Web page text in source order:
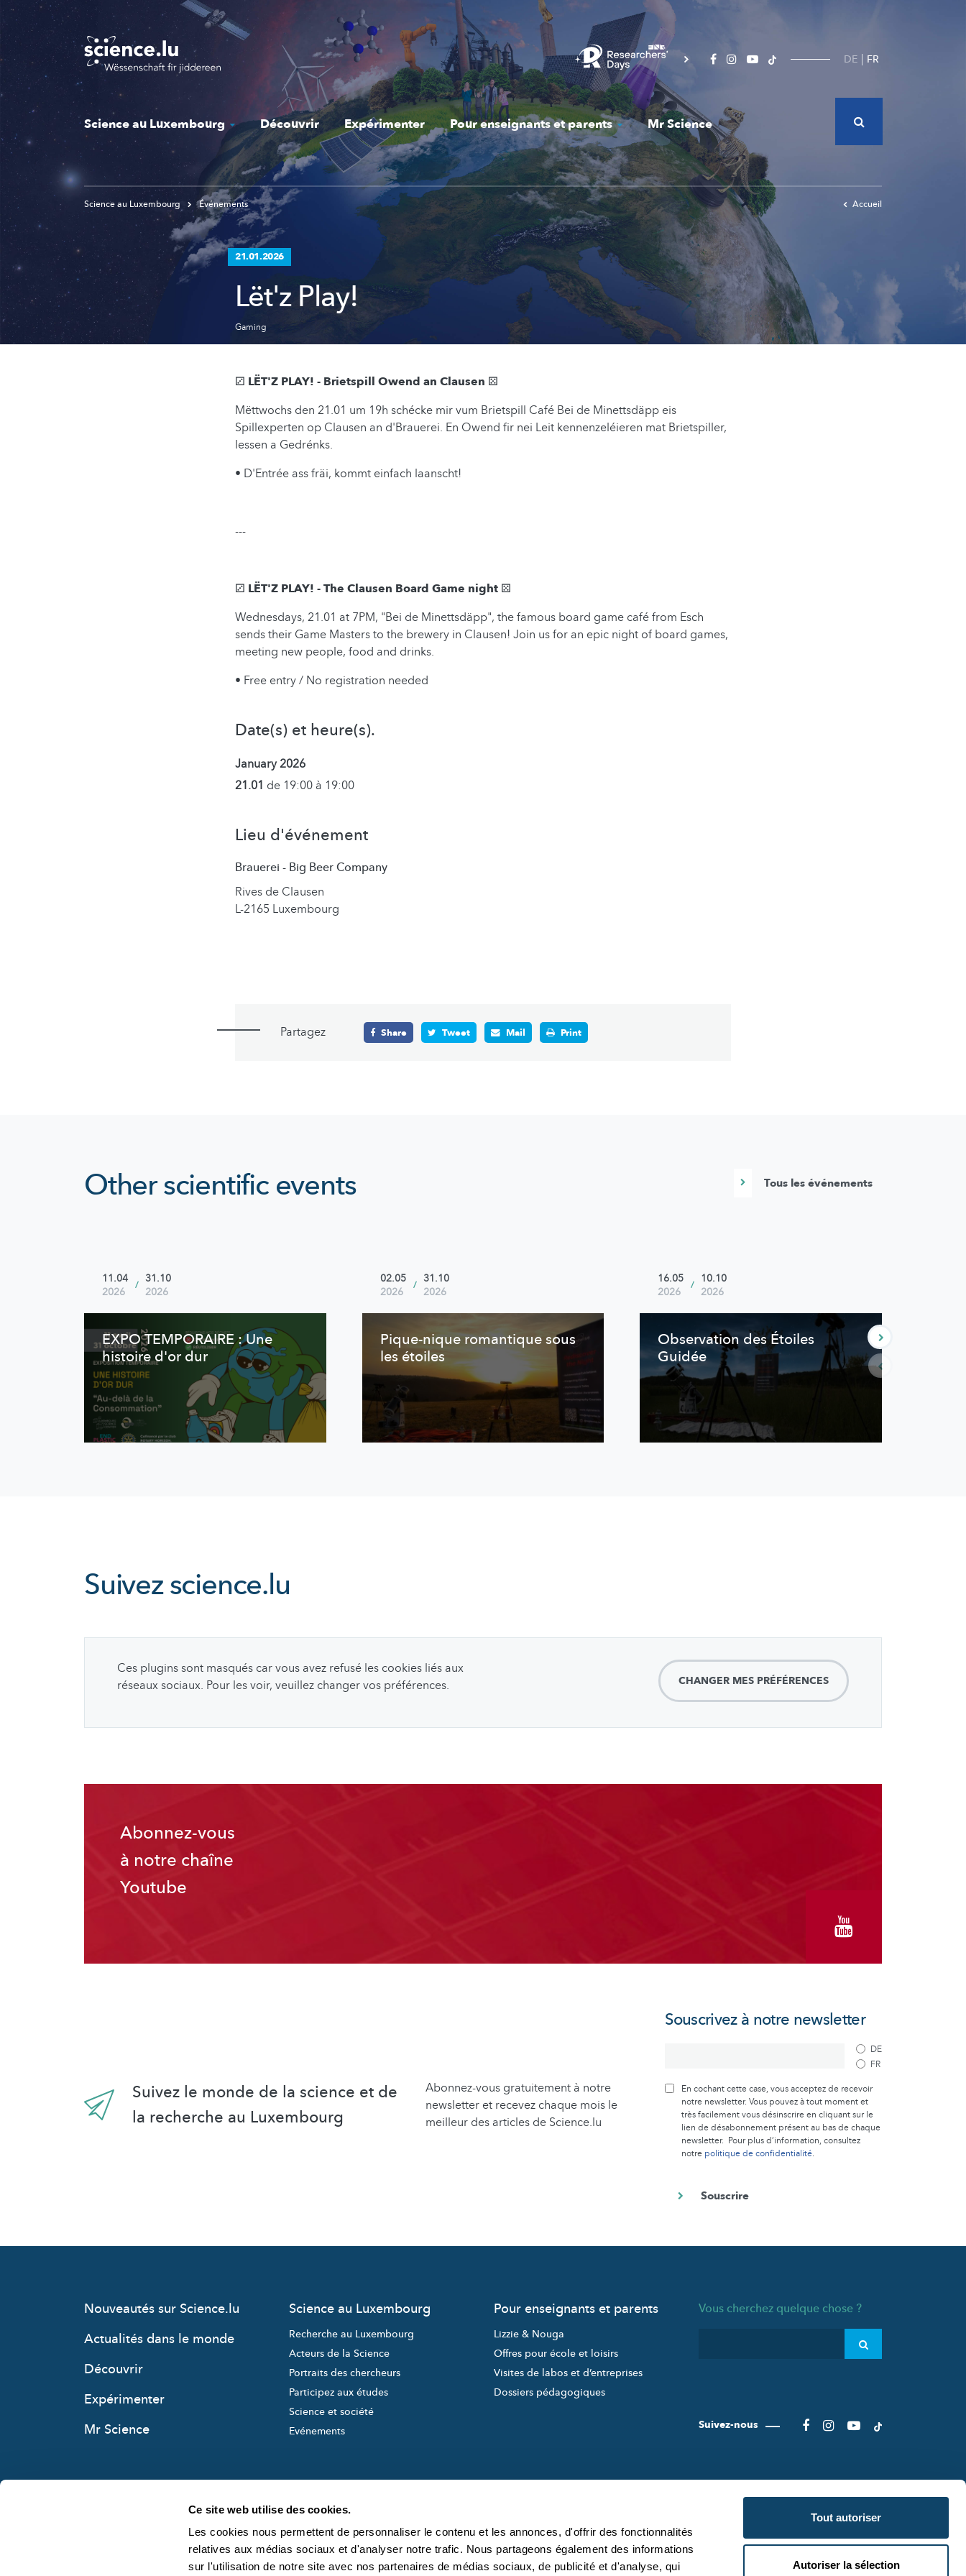
Ce site web utilise des cookies.
Les cookies nous permettent de personnaliser le contenu et les annonces, d'offrir des fonctionnalités
relatives aux médias sociaux et d'analyser notre trafic. Nous partageons également des informations
sur l'utilisation de notre site avec nos partenaires de médias sociaux, de publicité et d'analyse, qui
Tout autoriser
Autoriser la sélection
Skip
to
main
content
DE FR
Science au Luxembourg Découvrir Expérimenter Pour enseignants et parents Mr Science
Science au Luxembourg Événements Accueil
21.01.2026
Lët'z Play!
Gaming
⚂ LËT'Z PLAY! - Brietspill Owend an Clausen ⚄
Mëttwochs den 21.01 um 19h schécke mir vum Brietspill Café Bei de Minettsdäpp eis
Spillexperten op Clausen an d'Brauerei. En Owend fir nei Leit kennenzeléieren mat Brietspiller,
Iessen a Gedrénks.
• D'Entrée ass fräi, kommt einfach laanscht!
---
⚂ LËT'Z PLAY! - The Clausen Board Game night ⚄
Wednesdays, 21.01 at 7PM, "Bei de Minettsdäpp", the famous board game café from Esch
sends their Game Masters to the brewery in Clausen! Join us for an epic night of board games,
meeting new people, food and drinks.
• Free entry / No registration needed
Date(s) et heure(s).
January 2026
21.01 de 19:00 à 19:00
Lieu d'événement
Brauerei - Big Beer Company
Rives de Clausen
L-2165 Luxembourg
Partagez Share Tweet Mail Print
Other scientific events Tous les événements
11.04
2026
/
31.10
2026
EXPO TEMPORAIRE : Une
histoire d'or dur
02.05
2026
/
31.10
2026
Pique-nique romantique sous
les étoiles
16.05
2026
/
10.10
2026
Observation des Étoiles
Guidée
Suivezscience.lu
Ces plugins sont masqués car vous avez refusé les cookies liés aux
réseaux sociaux. Pour les voir, veuillez changer vos préférences.
CHANGER MES PRÉFÉRENCES
Abonnez-vous
à notre chaîne
Youtube
Suivez le monde de la science et de
la recherche au Luxembourg
Abonnez-vous gratuitement à notre
newsletter et recevez chaque mois le
meilleur des articles de Science.lu
Souscrivez à notre newsletter
DE
FR
En cochant cette case, vous acceptez de recevoir
notre newsletter. Vous pouvez à tout moment et
très facilement vous désinscrire en cliquant sur le
lien de désabonnement présent au bas de chaque
newsletter. Pour plus d’information, consultez
notre politique de confidentialité.
Nouveautés sur Science.lu
Actualités dans le monde
Découvrir
Expérimenter
Mr Science
Science au Luxembourg
Recherche au Luxembourg
Acteurs de la Science
Portraits des chercheurs
Participez aux études
Science et société
Evénements
Pour enseignants et parents
Lizzie & Nouga
Offres pour école et loisirs
Visites de labos et d’entreprises
Dossiers pédagogiques
Vous cherchez quelque chose ?
Suivez-nous
created and managed by À PROPOS DE SCIENCE.LU CONDITIONS D'UTILISATION